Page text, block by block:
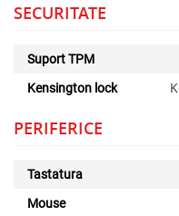
SECURITATE
Suport TPM
Kensington lock
PERIFERICE
Tastatura
Mouse